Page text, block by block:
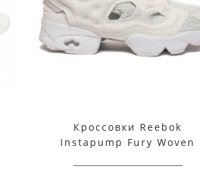
Кроссовки Reebok
Instapump Fury Woven